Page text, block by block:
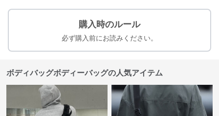
購入時のルール
必ず購入前にお読みください。
ボディバッグボディーバッグの人気アイテム